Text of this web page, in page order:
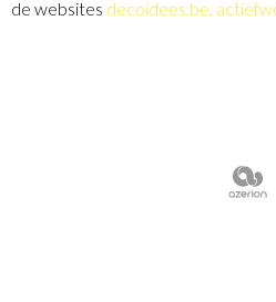
de websites decoidees.be, actief